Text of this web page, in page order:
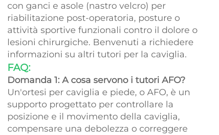
con ganci e asole (nastro velcro) per
riabilitazione post-operatoria, posture o
attività sportive funzionali contro il dolore o
lesioni chirurgiche. Benvenuti a richiedere
informazioni su altri tutori per la caviglia.
FAQ:
Domanda 1: A cosa servono i tutori AFO?
Un'ortesi per caviglia e piede, o AFO, è un
supporto progettato per controllare la
posizione e il movimento della caviglia,
compensare una debolezza o correggere